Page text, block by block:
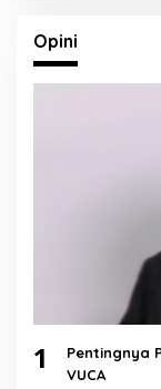
Opini
1
Pentingnya
VUCA